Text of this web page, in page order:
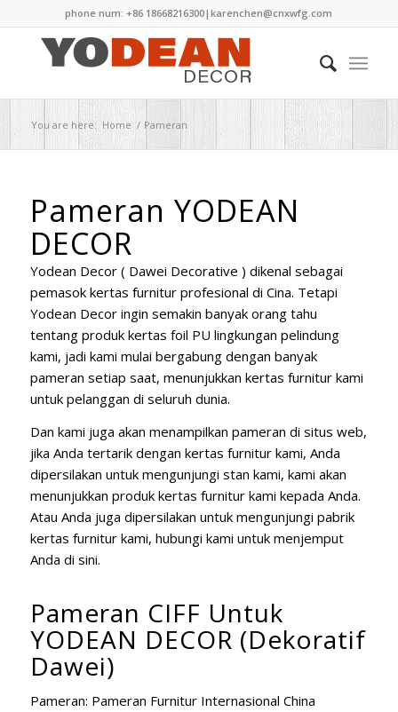
phone num: +86 18668216300|karenchen@cnxwfg.com
You are here: Home / Pameran
Pameran YODEAN
DECOR
Yodean Decor ( Dawei Decorative ) dikenal sebagai
pemasok kertas furnitur profesional di Cina. Tetapi
Yodean Decor ingin semakin banyak orang tahu
tentang produk kertas foil PU lingkungan pelindung
kami, jadi kami mulai bergabung dengan banyak
pameran setiap saat, menunjukkan kertas furnitur kami
untuk pelanggan di seluruh dunia.
Dan kami juga akan menampilkan pameran di situs web,
jika Anda tertarik dengan kertas furnitur kami, Anda
dipersilakan untuk mengunjungi stan kami, kami akan
menunjukkan produk kertas furnitur kami kepada Anda.
Atau Anda juga dipersilakan untuk mengunjungi pabrik
kertas furnitur kami, hubungi kami untuk menjemput
Anda di sini.
Pameran CIFF Untuk
YODEAN DECOR (Dekoratif
Dawei)
Pameran: Pameran Furnitur Internasional China